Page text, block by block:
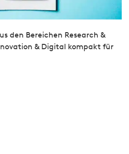
den Bereichen Research &
& Digital kompakt für